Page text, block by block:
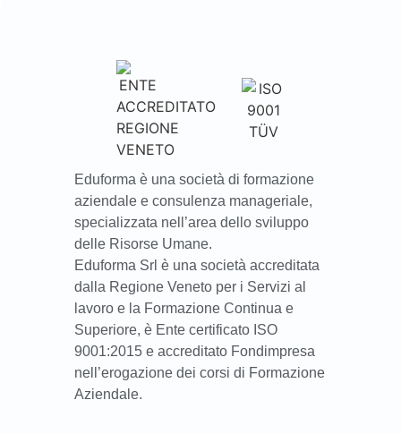
Eduforma è una società di formazione
aziendale e consulenza manageriale,
specializzata nell’area dello sviluppo
delle Risorse Umane.
Eduforma Srl è una società accreditata
dalla Regione Veneto per i Servizi al
lavoro e la Formazione Continua e
Superiore, è Ente certificato ISO
9001:2015 e accreditato Fondimpresa
nell’erogazione dei corsi di Formazione
Aziendale.